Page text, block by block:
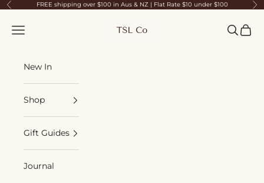
Skip to content
Previous FREE shipping over $100 in Aus & NZ | Flat Rate $10 under $100
TSL Co
Navigation menu Search
Cart
New In
Shop
Gift Guides
Journal